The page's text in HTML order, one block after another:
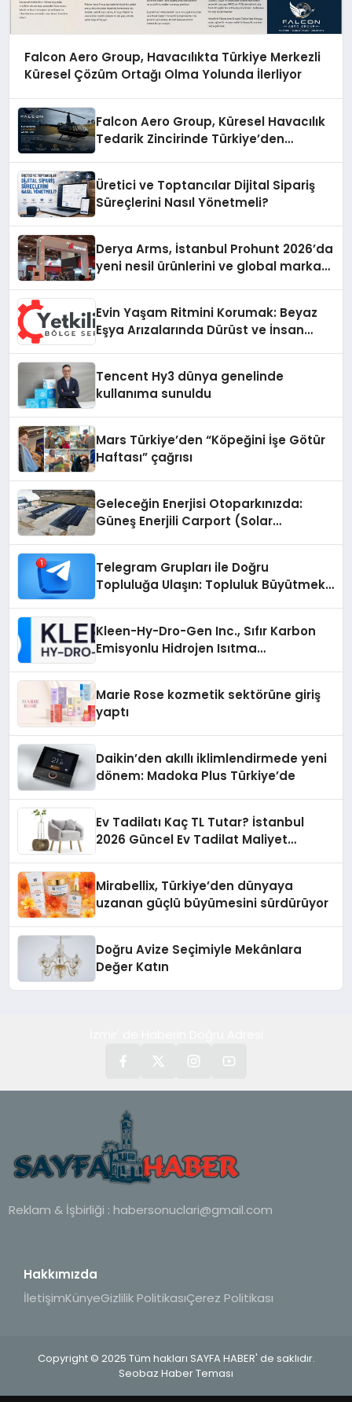
Falcon Aero Group, Havacılıkta Türkiye Merkezli
Küresel Çözüm Ortağı Olma Yolunda İlerliyor
Falcon Aero Group, Küresel Havacılık
Tedarik Zincirinde Türkiye’den
Üretici ve Toptancılar Dijital Sipariş
Süreçlerini Nasıl Yönetmeli?
Derya Arms, İstanbul Prohunt 2026’da
yeni nesil ürünlerini ve global marka
Evin Yaşam Ritmini Korumak: Beyaz
Eşya Arızalarında Dürüst ve İnsan
Tencent Hy3 dünya genelinde
kullanıma sunuldu
Mars Türkiye’den “Köpeğini İşe Götür
Haftası” çağrısı
Geleceğin Enerjisi Otoparkınızda:
Güneş Enerjili Carport (Solar
Telegram Grupları ile Doğru
Topluluğa Ulaşın: Topluluk Büyütmek
Kleen-Hy-Dro-Gen Inc., Sıfır Karbon
Emisyonlu Hidrojen Isıtma
Marie Rose kozmetik sektörüne giriş
yaptı
Daikin’den akıllı iklimlendirmede yeni
dönem: Madoka Plus Türkiye’de
Ev Tadilatı Kaç TL Tutar? İstanbul
2026 Güncel Ev Tadilat Maliyet
Mirabellix, Türkiye’den dünyaya
uzanan güçlü büyümesini sürdürüyor
Doğru Avize Seçimiyle Mekânlara
Değer Katın
Reklam & İşbirliği : habersonuclari@gmail.com
Hakkımızda
İletişimKünyeGizlilik PolitikasıÇerez Politikası
Copyright © 2025 Tüm hakları SAYFA HABER' de saklıdır.
Seobaz Haber Teması